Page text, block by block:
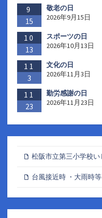
9
15
敬老の日
2026年9月15日
10
13
スポーツの日
2026年10月13日
11
3
文化の日
2026年11月3日
11
23
勤労感謝の日
2026年11月23日
松阪市立第三小学校
台風接近時 ・大雨時